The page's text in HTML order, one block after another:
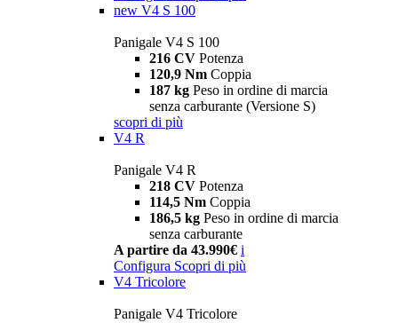
new V4 S 100
Panigale V4 S 100
216 CV Potenza
120,9 Nm Coppia
187 kg Peso in ordine di marcia
senza carburante (Versione S)
scopri di più
V4 R
Panigale V4 R
218 CV Potenza
114,5 Nm Coppia
186,5 kg Peso in ordine di marcia
senza carburante
A partire da 43.990€ i
Configura Scopri di più
V4 Tricolore
Panigale V4 Tricolore